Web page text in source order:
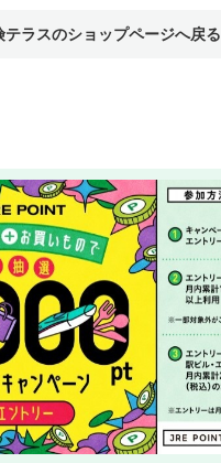
テラスのショップページへ戻る